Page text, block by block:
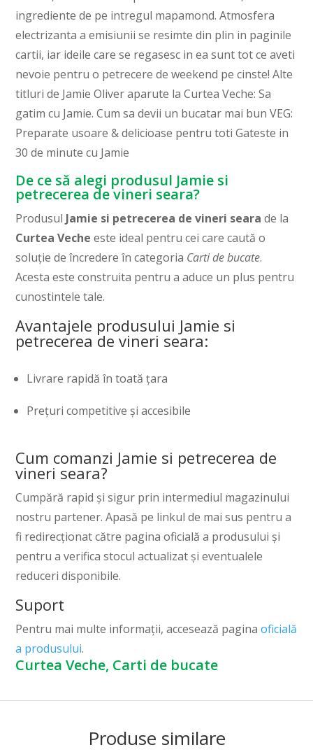
ingrediente de pe intregul mapamond. Atmosfera
electrizanta a emisiunii se resimte din plin in paginile
cartii, iar ideile care se regasesc in ea sunt tot ce aveti
nevoie pentru o petrecere de weekend pe cinste! Alte
titluri de Jamie Oliver aparute la Curtea Veche: Sa
gatim cu Jamie. Cum sa devii un bucatar mai bun VEG:
Preparate usoare & delicioase pentru toti Gateste in
30 de minute cu Jamie
De ce să alegi produsul Jamie si
petrecerea de vineri seara?
Produsul Jamie si petrecerea de vineri seara de la
Curtea Veche este ideal pentru cei care caută o
soluție de încredere în categoria Carti de bucate.
Acesta este construita pentru a aduce un plus pentru
cunostintele tale.
Avantajele produsului Jamie si
petrecerea de vineri seara:
Livrare rapidă în toată țara
Prețuri competitive și accesibile
Cum comanzi Jamie si petrecerea de
vineri seara?
Cumpără rapid și sigur prin intermediul magazinului
nostru partener. Apasă pe linkul de mai sus pentru a
fi redirecționat către pagina oficială a produsului și
pentru a verifica stocul actualizat și eventualele
reduceri disponibile.
Suport
Pentru mai multe informații, accesează paginaoficială
a produsului.
Curtea Veche, Carti de bucate
Produse similare